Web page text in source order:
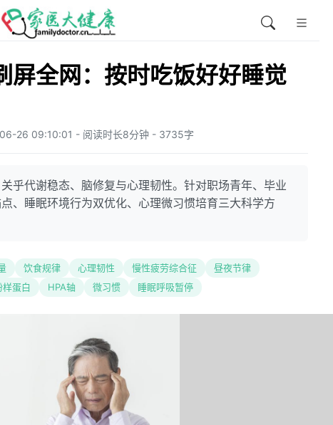
屏全网：按时吃饭好好睡觉
26 09:10:01 - 阅读时长8分钟 - 3735字
乎代谢稳态、脑修复与心理韧性。针对职场青年、毕业
、睡眠环境行为双优化、心理微习惯培育三大科学方
饮食规律 心理韧性 慢性疲劳综合征
昼夜节律
样蛋白 HPA轴 微习惯 睡眠呼吸暂停